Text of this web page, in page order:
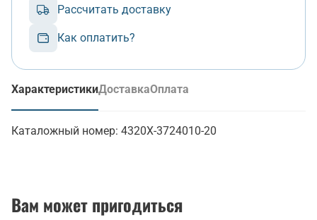
Рассчитать доставку
Как оплатить?
Характеристики
(активная вкладка)
ДоставкаОплата
Каталожный номер: 4320Х-3724010-20
Вам может пригодиться